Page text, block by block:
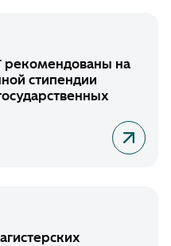
рекомендованы на
стипендии